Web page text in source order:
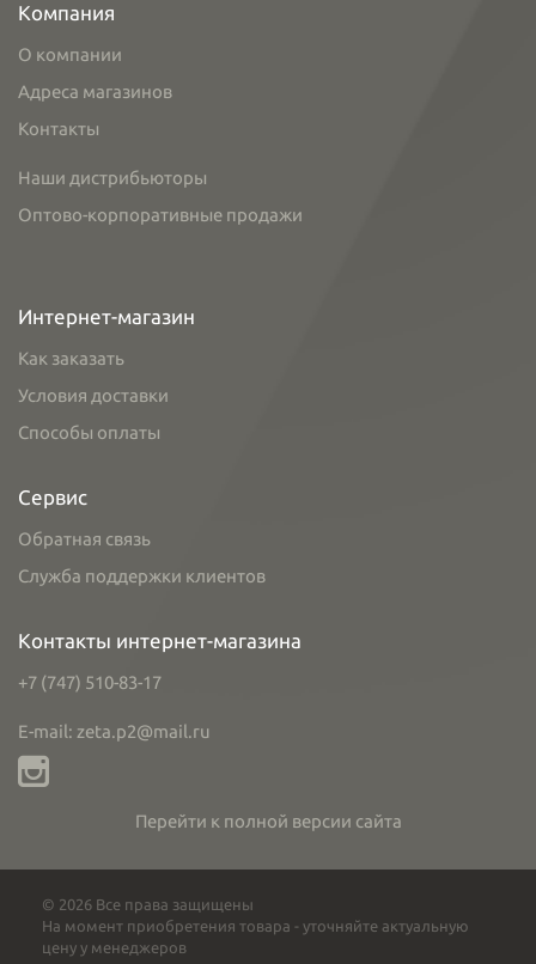
Компания
О компании
Адреса магазинов
Контакты
Наши дистрибьюторы
Оптово-корпоративные продажи
Интернет-магазин
Как заказать
Условия доставки
Способы оплаты
Сервис
Обратная связь
Служба поддержки клиентов
Контакты интернет-магазина
+7 (747) 510-83-17
E-mail: zeta.p2@mail.ru
Перейти к полной версии сайта
© 2026 Все права защищены
На момент приобретения товара - уточняйте актуальную
цену у менеджеров